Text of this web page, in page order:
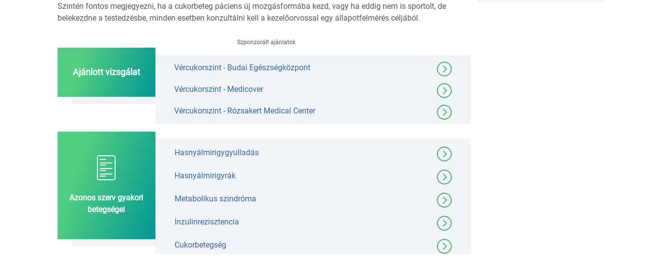
Szintén fontos megjegyezni, ha a cukorbeteg páciens új mozgásformába kezd, vagy ha eddig nem is sportolt, de
belekezdne a testedzésbe, minden esetben konzultálni kell a kezelőorvossal egy állapotfelmérés céljából.
Ajánlott vizsgálat
Szponzorált ajánlatok
Vércukorszint - Budai Egészségközpont
Vércukorszint - Medicover
Vércukorszint - Rózsakert Medical Center
Azonos szerv gyakori
betegségei
Hasnyálmirigygyulladás
Hasnyálmirigyrák
Metabolikus szindróma
Inzulinrezisztencia
Cukorbetegség